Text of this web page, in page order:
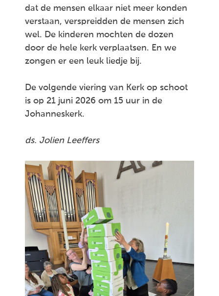
dat de mensen elkaar niet meer konden
verstaan, verspreidden de mensen zich
wel. De kinderen mochten de dozen
door de hele kerk verplaatsen. En we
zongen er een leuk liedje bij.
De volgende viering van Kerk op schoot
is op 21 juni 2026 om 15 uur in de
Johanneskerk.
ds. Jolien Leeffers